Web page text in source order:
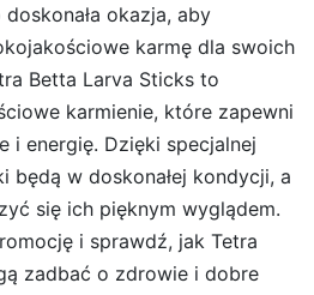
okazja, aby
karmę dla swoich
Betta Larva Sticks to
karmienie, które zapewni
i energię. Dzięki specjalnej
będą w doskonałej kondycji, a
się ich pięknym wyglądem.
i sprawdź, jak Tetra
zadbać o zdrowie i dobre